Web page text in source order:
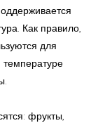
Как правило,
для
температуре
фрукты,